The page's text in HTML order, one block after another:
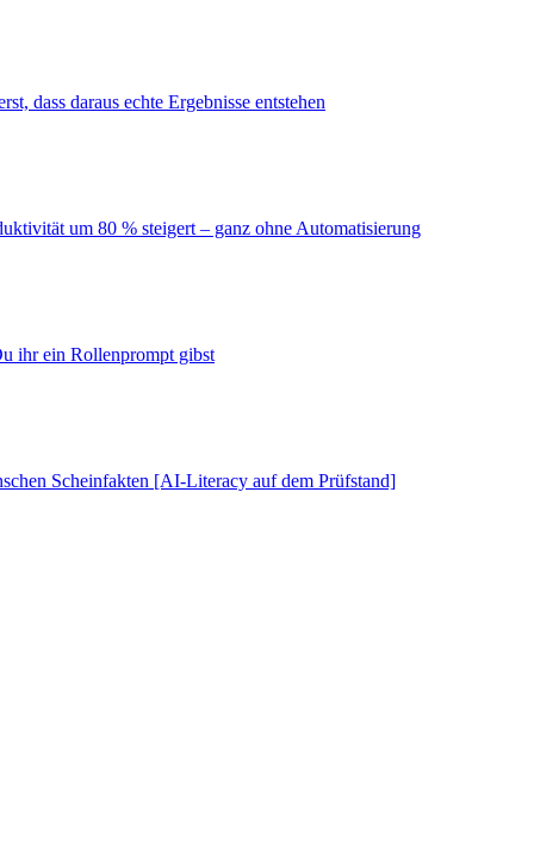
dass daraus echte Ergebnisse entstehen
um 80 % steigert – ganz ohne Automatisierung
ihr ein Rollenprompt gibst
Scheinfakten [AI-Literacy auf dem Prüfstand]